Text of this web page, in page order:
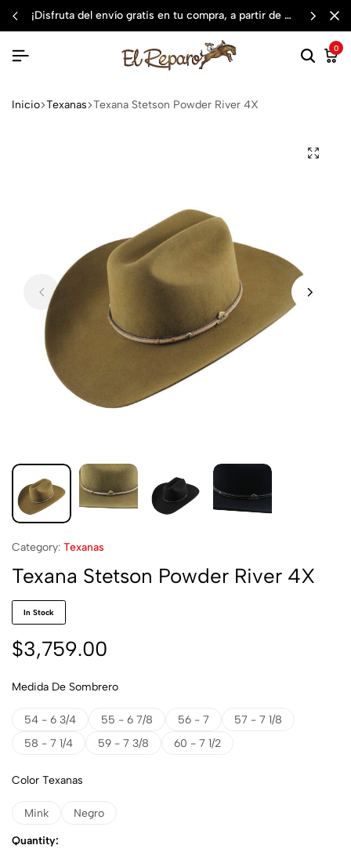
¡disfruta del envío gratis en tu compra, a partir de $3,000 mxn
0
Inicio Texanas Texana Stetson Powder River 4X
Category: Texanas
Texana Stetson Powder River 4X
In Stock
$3,759.00
Medida De Sombrero
54 - 6 3/4 55 - 6 7/8 56 - 7
57 - 7 1/8
58 - 7 1/4
59 - 7 3/8 60 - 7 1/2
Color Texanas
Mink Negro
Quantity: